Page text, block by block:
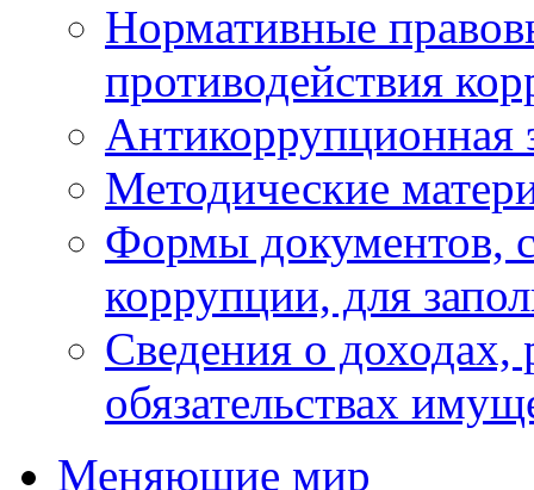
Нормативные
противодействия
Антикоррупционная
Методические
Формы документов,
коррупции, для
Сведения о доходах,
обязательствах
Меняющие мир